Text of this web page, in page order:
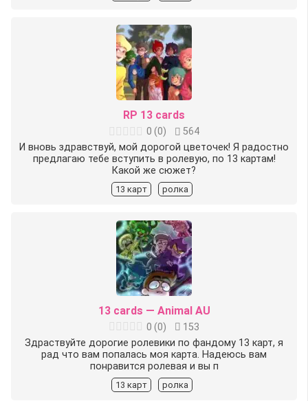
RP 13 cards
0 (0)
564
И вновь здравствуй, мой дорогой цветочек! Я радостно
предлагаю тебе вступить в ролевую, по 13 картам!
Какой же сюжет?
13 карт ролка
13 cards — Animal AU
0 (0)
153
Здраствуйте дорогие ролевики по фандому 13 карт, я
рад что вам попалась моя карта. Надеюсь вам
понравится ролевая и вы п
13 карт ролка